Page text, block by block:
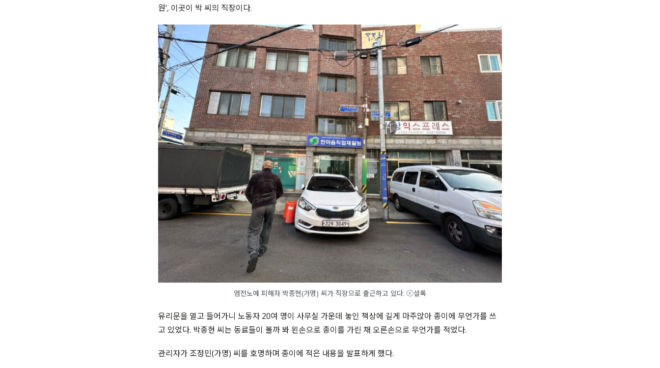
원’, 이곳이 박 씨의 직장이다.
염전노예 피해자 박종현(가명) 씨가 직장으로 출근하고 있다. ⓒ셜록
유리문을 열고 들어가니 노동자 20여 명이 사무실 가운데 놓인 책상에 길게 마주앉아 종이에 무언가를 쓰
고 있었다. 박종현 씨는 동료들이 볼까 봐 왼손으로 종이를 가린 채 오른손으로 무언가를 적었다.
관리자가 조정민(가명) 씨를 호명하며 종이에 적은 내용을 발표하게 했다.